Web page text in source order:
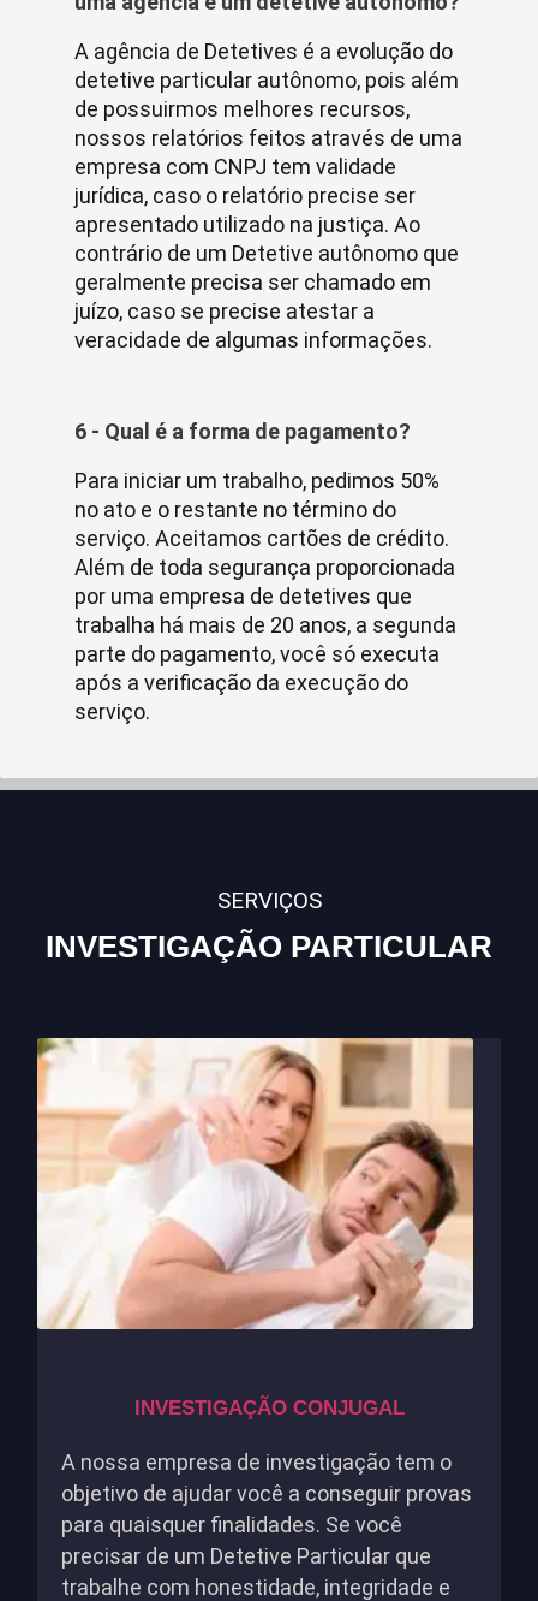
A agência de Detetives é a evolução do
detetive particular autônomo, pois além
de possuirmos melhores recursos,
nossos relatórios feitos através de uma
empresa com CNPJ tem validade
jurídica, caso o relatório precise ser
apresentado utilizado na justiça. Ao
contrário de um Detetive autônomo que
geralmente precisa ser chamado em
juízo, caso se precise atestar a
veracidade de algumas informações.
6 - Qual é a forma de pagamento?
Para iniciar um trabalho, pedimos 50%
no ato e o restante no término do
serviço. Aceitamos cartões de crédito.
Além de toda segurança proporcionada
por uma empresa de detetives que
trabalha há mais de 20 anos, a segunda
parte do pagamento, você só executa
após a verificação da execução do
serviço.
SERVIÇOS
INVESTIGAÇÃO PARTICULAR
INVESTIGAÇÃO CONJUGAL
A nossa empresa de investigação tem o
objetivo de ajudar você a conseguir provas
para quaisquer finalidades. Se você
precisar de um Detetive Particular que
trabalhe com honestidade, integridade e